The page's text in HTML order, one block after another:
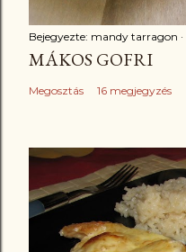
Bejegyezte: mandy tarragon
MÁKOS GOFRI
Megosztás 16 megjegyzés